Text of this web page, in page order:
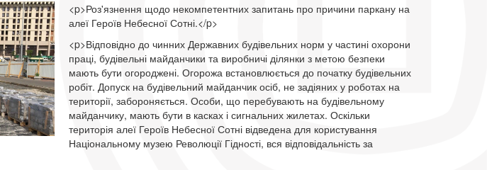
<p>Роз'язнення щодо некомпетентних запитань про причини паркану на
алеї Героїв Небесної Сотні.</p>
<p>Відповідно до чинних Державних будівельних норм у частині охорони
праці, будівельні майданчики та виробничі ділянки з метою безпеки
мають бути огороджені. Огорожа встановлюється до початку будівельних
робіт. Допуск на будівельний майданчик осіб, не задіяних у роботах на
території, забороняється. Особи, що перебувають на будівельному
майданчику, мають бути в касках і сигнальних жилетах. Оскільки
територія алеї Героїв Небесної Сотні відведена для користування
Національному музею Революції Гідності, вся відповідальність за